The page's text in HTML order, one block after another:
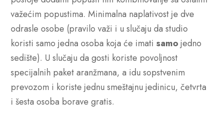
važećim popustima. Minimalna naplativost je dve
odrasle osobe (pravilo važi i u slučaju da studio
koristi samo jedna osoba koja će imati samojedno
sedište). U slučaju da gosti koriste povoljnost
specijalnih paket aranžmana, a idu sopstvenim
prevozom i koriste jednu smeštajnu jedinicu, četvrta
i šesta osoba borave gratis.